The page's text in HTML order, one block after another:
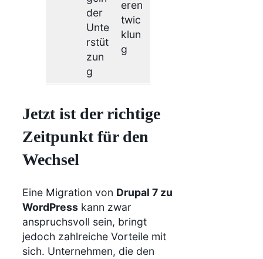
der
Unte
rstüt
zun
g
eren
twic
klun
g
Jetzt ist der richtige
Zeitpunkt für den
Wechsel
Eine Migration von Drupal 7 zu
WordPress kann zwar
anspruchsvoll sein, bringt
jedoch zahlreiche Vorteile mit
sich. Unternehmen, die den